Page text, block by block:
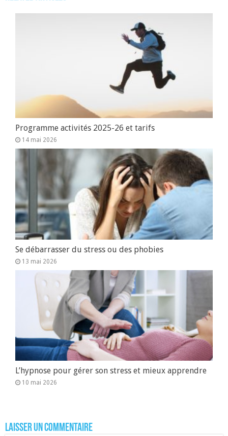
Programme activités 2025-26 et tarifs
14 mai 2026
Se débarrasser du stress ou des phobies
13 mai 2026
L’hypnose pour gérer son stress et mieux apprendre
10 mai 2026
Laisser un commentaire